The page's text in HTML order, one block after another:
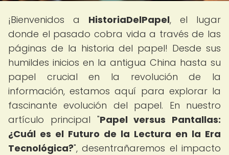
¡Bienvenidos a HistoriaDelPapel, el lugar
donde el pasado cobra vida a través de las
páginas de la historia del papel! Desde sus
humildes inicios en la antigua China hasta su
papel crucial en la revolución de la
información, estamos aquí para explorar la
fascinante evolución del papel. En nuestro
artículo principal "Papel versus Pantallas:
¿Cuál es el Futuro de la Lectura en la Era
Tecnológica?", desentrañaremos el impacto